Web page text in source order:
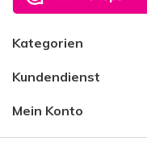
Kategorien
Kundendienst
Mein Konto